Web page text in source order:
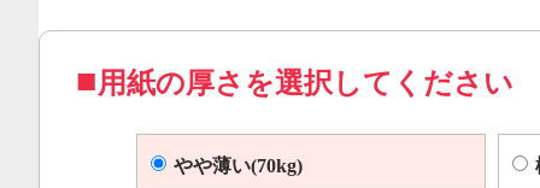
用紙の厚さを選択してください
やや薄い(70kg)